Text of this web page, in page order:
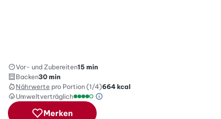
Vor- und Zubereiten15 min
Backen30 min
Nährwerte pro Portion (1/4)664kcal
Umweltverträglich
Umweltverträglichkeitsskala: 4 von 5
Green Betty Skala Info
Merken